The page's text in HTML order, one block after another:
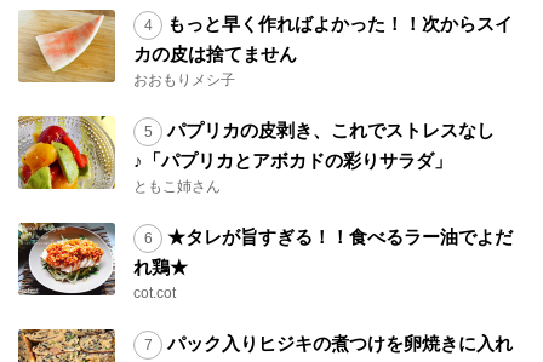
もっと早く作ればよかった！！次からスイ
カの皮は捨てません
おおもりメシ子
パプリカの皮剥き、これでストレスなし
♪「パプリカとアボカドの彩りサラダ」
ともこ姉さん
★タレが旨すぎる！！食べるラー油でよだ
れ鶏★
cot.cot
パック入りヒジキの煮つけを卵焼きに入れ